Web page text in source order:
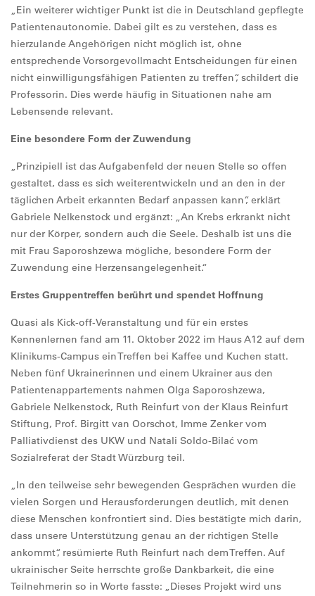
„Ein weiterer wichtiger Punkt ist die in Deutschland gepflegte
Patientenautonomie. Dabei gilt es zu verstehen, dass es
hierzulande Angehörigen nicht möglich ist, ohne
entsprechende Vorsorgevollmacht Entscheidungen für einen
nicht einwilligungsfähigen Patienten zu treffen“, schildert die
Professorin. Dies werde häufig in Situationen nahe am
Lebensende relevant.
Eine besondere Form der Zuwendung
„Prinzipiell ist das Aufgabenfeld der neuen Stelle so offen
gestaltet, dass es sich weiterentwickeln und an den in der
täglichen Arbeit erkannten Bedarf anpassen kann“, erklärt
Gabriele Nelkenstock und ergänzt: „An Krebs erkrankt nicht
nur der Körper, sondern auch die Seele. Deshalb ist uns die
mit Frau Saporoshzewa mögliche, besondere Form der
Zuwendung eine Herzensangelegenheit.“
Erstes Gruppentreffen berührt und spendet Hoffnung
Quasi als Kick-off-Veranstaltung und für ein erstes
Kennenlernen fand am 11. Oktober 2022 im Haus A12 auf dem
Klinikums-Campus ein Treffen bei Kaffee und Kuchen statt.
Neben fünf Ukrainerinnen und einem Ukrainer aus den
Patientenappartements nahmen Olga Saporoshzewa,
Gabriele Nelkenstock, Ruth Reinfurt von der Klaus Reinfurt
Stiftung, Prof. Birgitt van Oorschot, Imme Zenker vom
Palliativdienst des UKW und Natali Soldo-Bilać vom
Sozialreferat der Stadt Würzburg teil.
„In den teilweise sehr bewegenden Gesprächen wurden die
vielen Sorgen und Herausforderungen deutlich, mit denen
diese Menschen konfrontiert sind. Dies bestätigte mich darin,
dass unsere Unterstützung genau an der richtigen Stelle
ankommt“, resümierte Ruth Reinfurt nach dem Treffen. Auf
ukrainischer Seite herrschte große Dankbarkeit, die eine
Teilnehmerin so in Worte fasste: „Dieses Projekt wird uns